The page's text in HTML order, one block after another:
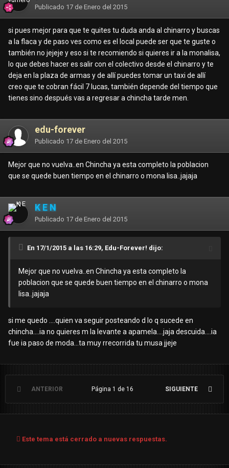
Publicado 17 de Enero del 2015
si pues mejor para que te quites tu duda anda al chinarro y buscas
a la flaca y de paso ves como es el local puede ser que te guste o
también no jejeje y eso si te recomiendo si quieres ir a la monalisa,
lo que debes hacer es salir con el colectivo desde el chinarro y te
deja en la plaza de armas y de allí puedes tomar un taxi de allí
creo que te cobran fácil 7 lucas, también depende del tiempo que
tienes sino después vas a regresar a chincha tarde men.
edu-forever
Publicado 17 de Enero del 2015
Mejor que no vuelva..en Chincha ya esta completo la poblacion
que se quede buen tiempo en el chinarro o mona lisa..jajaja
K E N
Publicado 17 de Enero del 2015
En 17/1/2015 a las 16:29, Edu-Forever! dijo:
Mejor que no vuelva..en Chincha ya esta completo la
poblacion que se quede buen tiempo en el chinarro o mona
lisa..jajaja
si me quedo ....quien va seguir posteando d lo q sucede en
chincha....ia no quieres m la levante a apamela....jaja descuida....ia
fue ia paso de moda...ta muy rrecorrida tu musa jjeje
ANTERIOR SIGUIENTE
Página 1 de 16
Este tema está cerrado a nuevas respuestas.